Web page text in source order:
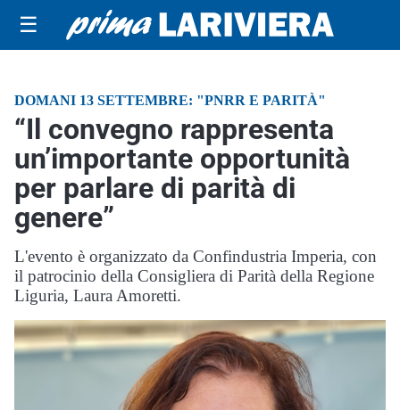
☰
DOMANI 13 SETTEMBRE: "PNRR E PARITÀ"
“Il convegno rappresenta
un’importante opportunità
per parlare di parità di
genere”
L'evento è organizzato da Confindustria Imperia, con
il patrocinio della Consigliera di Parità della Regione
Liguria, Laura Amoretti.